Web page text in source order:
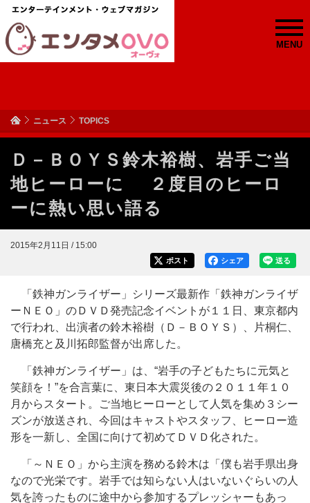
MENU
ニュース TOPICS
Ｄ－ＢＯＹＳ鈴木裕樹、岩手ご当
地ヒーローに ２度目のヒーロ
ーに熱い思い語る
2015年2月11日 / 15:00
送る
シェア
ポスト
「鉄神ガンライザー」シリーズ最新作「鉄神ガンライザ
ーＮＥＯ」のＤＶＤ発売記念イベントが１１日、東京都内
で行われ、出演者の鈴木裕樹（Ｄ－ＢＯＹＳ）、片桐仁、
唐橋充と及川拓郎監督が出席した。
「鉄神ガンライザー」は、“岩手の子どもたちに元気と
笑顔を！”を合言葉に、東日本大震災後の２０１１年１０
月からスタート。ご当地ヒーローとして人気を集め３シー
ズンが放送され、今回はキャストやスタッフ、ヒーロー造
形を一新し、全国に向けて初めてＤＶＤ化された。
「～ＮＥＯ」から主演を務める鈴木は「僕も岩手県出身
なので光栄です。岩手では知らない人はいないぐらいの人
気を誇ったものに途中から参加するプレッシャーもあっ